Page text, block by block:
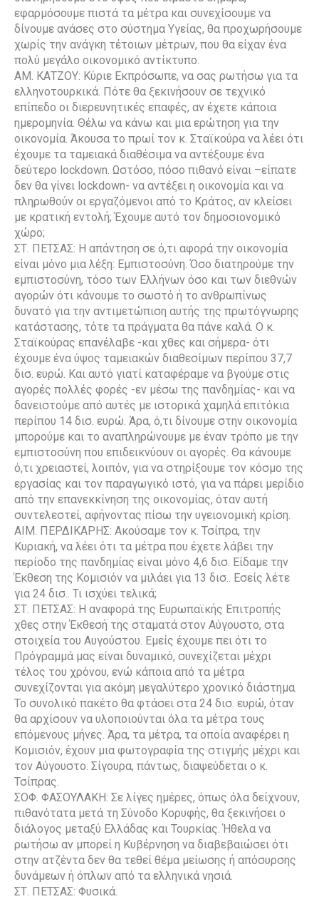
εφαρμόσουμε πιστά τα μέτρα και συνεχίσουμε να
δίνουμε ανάσες στο σύστημα Υγείας, θα προχωρήσουμε
χωρίς την ανάγκη τέτοιων μέτρων, που θα είχαν ένα
πολύ μεγάλο οικονομικό αντίκτυπο.
ΑΜ. ΚΑΤΖΟΥ: Κύριε Εκπρόσωπε, να σας ρωτήσω για τα
ελληνοτουρκικά. Πότε θα ξεκινήσουν σε τεχνικό
επίπεδο οι διερευνητικές επαφές, αν έχετε κάποια
ημερομηνία. Θέλω να κάνω και μια ερώτηση για την
οικονομία. Άκουσα το πρωί τον κ. Σταϊκούρα να λέει ότι
έχουμε τα ταμειακά διαθέσιμα να αντέξουμε ένα
δεύτερο lockdown. Ωστόσο, πόσο πιθανό είναι –είπατε
δεν θα γίνει lockdown- να αντέξει η οικονομία και να
πληρωθούν οι εργαζόμενοι από το Κράτος, αν κλείσει
με κρατική εντολή; Έχουμε αυτό τον δημοσιονομικό
χώρο;
ΣΤ. ΠΕΤΣΑΣ: Η απάντηση σε ό,τι αφορά την οικονομία
είναι μόνο μια λέξη: Εμπιστοσύνη. Όσο διατηρούμε την
εμπιστοσύνη, τόσο των Ελλήνων όσο και των διεθνών
αγορών ότι κάνουμε το σωστό ή το ανθρωπίνως
δυνατό για την αντιμετώπιση αυτής της πρωτόγνωρης
κατάστασης, τότε τα πράγματα θα πάνε καλά. Ο κ.
Σταϊκούρας επανέλαβε -και χθες και σήμερα- ότι
έχουμε ένα ύψος ταμειακών διαθεσίμων περίπου 37,7
δισ. ευρώ. Και αυτό γιατί καταφέραμε να βγούμε στις
αγορές πολλές φορές -εν μέσω της πανδημίας- και να
δανειστούμε από αυτές με ιστορικά χαμηλά επιτόκια
περίπου 14 δισ. ευρώ. Άρα, ό,τι δίνουμε στην οικονομία
μπορούμε και το αναπληρώνουμε με έναν τρόπο με την
εμπιστοσύνη που επιδεικνύουν οι αγορές. Θα κάνουμε
ό,τι χρειαστεί, λοιπόν, για να στηρίξουμε τον κόσμο της
εργασίας και τον παραγωγικό ιστό, για να πάρει μερίδιο
από την επανεκκίνηση της οικονομίας, όταν αυτή
συντελεστεί, αφήνοντας πίσω την υγειονομική κρίση.
ΑΙΜ. ΠΕΡΔΙΚΑΡΗΣ: Ακούσαμε τον κ. Τσίπρα, την
Κυριακή, να λέει ότι τα μέτρα που έχετε λάβει την
περίοδο της πανδημίας είναι μόνο 4,6 δισ. Είδαμε την
Έκθεση της Κομισιόν να μιλάει για 13 δισ.. Εσείς λέτε
για 24 δισ.. Τι ισχύει τελικά;
ΣΤ. ΠΕΤΣΑΣ: Η αναφορά της Ευρωπαϊκής Επιτροπής
χθες στην Έκθεσή της σταματά στον Αύγουστο, στα
στοιχεία του Αυγούστου. Εμείς έχουμε πει ότι το
Πρόγραμμά μας είναι δυναμικό, συνεχίζεται μέχρι
τέλος του χρόνου, ενώ κάποια από τα μέτρα
συνεχίζονται για ακόμη μεγαλύτερο χρονικό διάστημα.
Το συνολικό πακέτο θα φτάσει στα 24 δισ. ευρώ, όταν
θα αρχίσουν να υλοποιούνται όλα τα μέτρα τους
επόμενους μήνες. Άρα, τα μέτρα, τα οποία αναφέρει η
Κομισιόν, έχουν μια φωτογραφία της στιγμής μέχρι και
τον Αύγουστο. Σίγουρα, πάντως, διαψεύδεται ο κ.
Τσίπρας.
ΣΟΦ. ΦΑΣΟΥΛΑΚΗ: Σε λίγες ημέρες, όπως όλα δείχνουν,
πιθανότατα μετά τη Σύνοδο Κορυφής, θα ξεκινήσει ο
διάλογος μεταξύ Ελλάδας και Τουρκίας. Ήθελα να
ρωτήσω αν μπορεί η Κυβέρνηση να διαβεβαιώσει ότι
στην ατζέντα δεν θα τεθεί θέμα μείωσης ή απόσυρσης
δυνάμεων ή όπλων από τα ελληνικά νησιά.
ΣΤ. ΠΕΤΣΑΣ: Φυσικά.